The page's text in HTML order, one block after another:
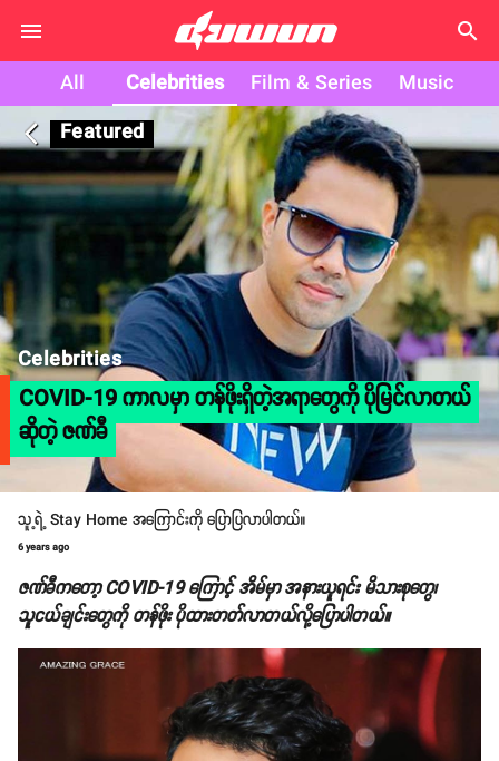
search
All Celebrities Film & Series
Music
Featured
arrow_back_ios
Celebrities
COVID-19 ကာလမှာ တန်ဖိုးရှိတဲ့အရာတွေကို ပိုမြင်လာတယ်
ဆိုတဲ့ ဇဏ်ခီ
သူ့ရဲ့ Stay Home အကြောင်းကို ပြောပြလာပါတယ်။
6 years ago
ဇဏ်ခီကတော့ COVID-19 ကြောင့် အိမ်မှာ အနားယူရင်း မိသားစုတွေ၊
သူငယ်ချင်းတွေကို တန်ဖိုး ပိုထားတတ်လာတယ်လို့ပြောပါတယ်။